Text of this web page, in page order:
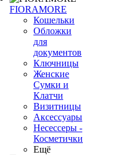
FIORAMORE
Кошельки
Обложки
для
документов
Ключницы
Женские
Сумки и
Клатчи
Визитницы
Аксессуары
Несессеры -
Косметички
Ещё